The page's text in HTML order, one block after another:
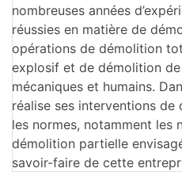
nombreuses années
réussies en matière de
opérations de démolition
explosif et de démolition
mécaniques et humains.
réalise ses interventions
les normes, notamment les
démolition partielle
savoir-faire de cette